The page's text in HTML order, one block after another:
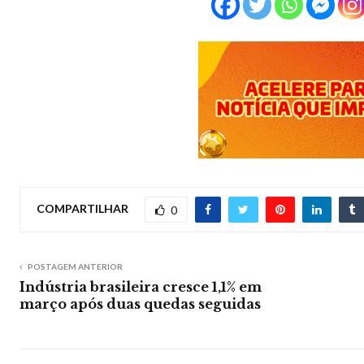
COMPARTILHAR 0
POSTAGEM ANTERIOR
Indústria brasileira cresce 1,1% em
março após duas quedas seguidas